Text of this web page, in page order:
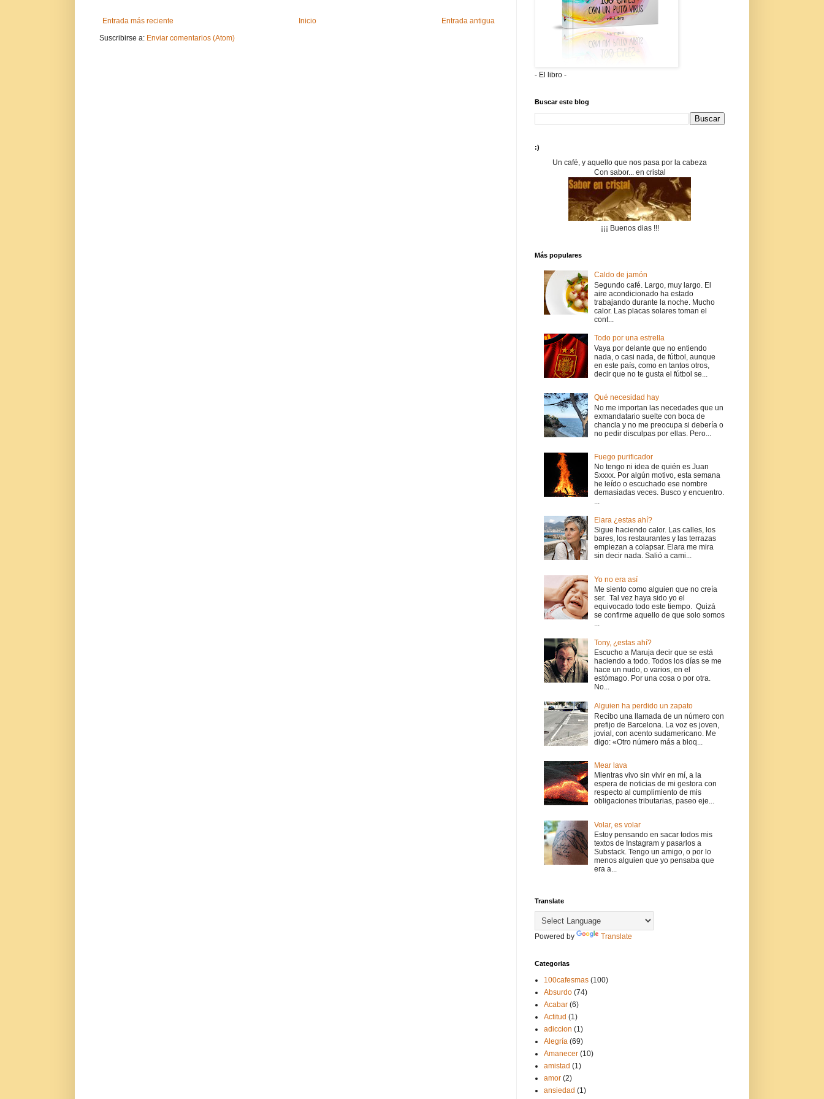
Entrada más reciente Entrada antigua
Inicio
Suscribirse a: Enviar comentarios (Atom)
- El libro -
Buscar este blog
:)
Un café, y aquello que nos pasa por la cabeza
Con sabor... en cristal
¡¡¡ Buenos dias !!!
Más populares
Caldo de jamón
Segundo café. Largo, muy largo. El
aire acondicionado ha estado
trabajando durante la noche. Mucho
calor. Las placas solares toman el
cont...
Todo por una estrella
Vaya por delante que no entiendo
nada, o casi nada, de fútbol, aunque
en este país, como en tantos otros,
decir que no te gusta el fútbol se...
Qué necesidad hay
No me importan las necedades que un
exmandatario suelte con boca de
chancla y no me preocupa si debería o
no pedir disculpas por ellas. Pero...
Fuego purificador
No tengo ni idea de quién es Juan
Sxxxx. Por algún motivo, esta semana
he leído o escuchado ese nombre
demasiadas veces. Busco y encuentro.
...
Elara ¿estas ahí?
Sigue haciendo calor. Las calles, los
bares, los restaurantes y las terrazas
empiezan a colapsar. Elara me mira
sin decir nada. Salió a cami...
Yo no era así
Me siento como alguien que no creía
ser. Tal vez haya sido yo el
equivocado todo este tiempo. Quizá
se confirme aquello de que solo somos
...
Tony, ¿estas ahí?
Escucho a Maruja decir que se está
haciendo a todo. Todos los días se me
hace un nudo, o varios, en el
estómago. Por una cosa o por otra.
No...
Alguien ha perdido un zapato
Recibo una llamada de un número con
prefijo de Barcelona. La voz es joven,
jovial, con acento sudamericano. Me
digo: «Otro número más a bloq...
Mear lava
Mientras vivo sin vivir en mí, a la
espera de noticias de mi gestora con
respecto al cumplimiento de mis
obligaciones tributarias, paseo eje...
Volar, es volar
Estoy pensando en sacar todos mis
textos de Instagram y pasarlos a
Substack. Tengo un amigo, o por lo
menos alguien que yo pensaba que
era a...
Translate
Powered by Translate
Categorias
100cafesmas (100)
Absurdo (74)
Acabar (6)
Actitud (1)
adiccion (1)
Alegría (69)
Amanecer (10)
amistad (1)
amor (2)
ansiedad (1)